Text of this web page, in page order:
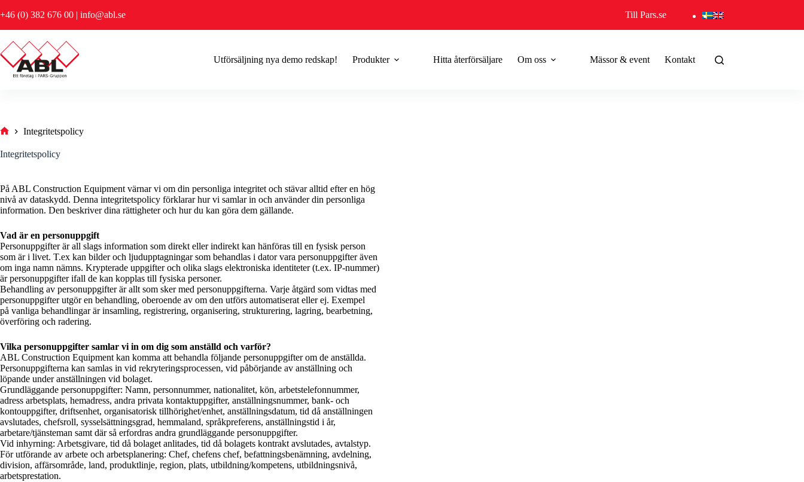
till
+46 (0) 382 676 00 | info@abl.se Till Pars.se
Utförsäljning nya demo redskap! Produkter Hitta återförsäljare Om oss Mässor & event Kontakt
Integritetspolicy
Integritetspolicy
På ABL Construction Equipment värnar vi om din personliga integritet och stävar alltid efter en hög
nivå av dataskydd. Denna integritetspolicy förklarar hur vi samlar in och använder din personliga
information. Den beskriver dina rättigheter och hur du kan göra dem gällande.
Vad är en personuppgift
Personuppgifter är all slags information som direkt eller indirekt kan hänföras till en fysisk person
som är i livet. T.ex kan bilder och ljudupptagningar som behandlas i dator vara personuppgifter även
om inga namn nämns. Krypterade uppgifter och olika slags elektroniska identiteter (t.ex. IP-nummer)
är personuppgifter ifall de kan kopplas till fysiska personer.
Behandling av personuppgifter är allt som sker med personuppgifterna. Varje åtgärd som vidtas med
personuppgifter utgör en behandling, oberoende av om den utförs automatiserat eller ej. Exempel
på vanliga behandlingar är insamling, registrering, organisering, strukturering, lagring, bearbetning,
överföring och radering.
Vilka personuppgifter samlar vi in om dig som anställd och varför?
ABL Construction Equipment kan komma att behandla följande personuppgifter om de anställda.
Personuppgifterna kan samlas in vid rekryteringsprocessen, vid påbörjande av anställning och
löpande under anställningen vid bolaget.
Grundläggande personuppgifter: Namn, personnummer, nationalitet, kön, arbetstelefonnummer,
adress arbetsplats, hemadress, andra privata kontaktuppgifter, anställningsnummer, bank- och
kontouppgifter, driftsenhet, organisatorisk tillhörighet/enhet, anställningsdatum, tid då anställningen
avslutades, chefsroll, sysselsättningsgrad, hemmaland, språkpreferens, anställningstid i år,
arbetare/tjänsteman samt där så erfordras andra grundläggande personuppgifter.
Vid inhyrning: Arbetsgivare, tid då bolaget anlitades, tid då bolagets kontrakt avslutades, avtalstyp.
För utförande av arbete och arbetsplanering: Chef, chefens chef, befattningsbenämning, avdelning,
division, affärsområde, land, produktlinje, region, plats, utbildning/kompetens, utbildningsnivå,
arbetsprestation.